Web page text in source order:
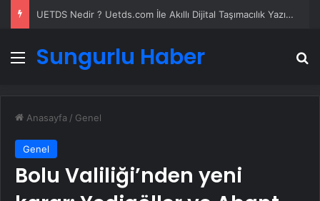
UETDS Nedir ? Uetds.com İle Akıllı Dijital Taşımacılık Yazılımı
Menü
Sungurlu Haber
Anasayfa / Genel
Genel
Bolu Valiliği’nden yeni